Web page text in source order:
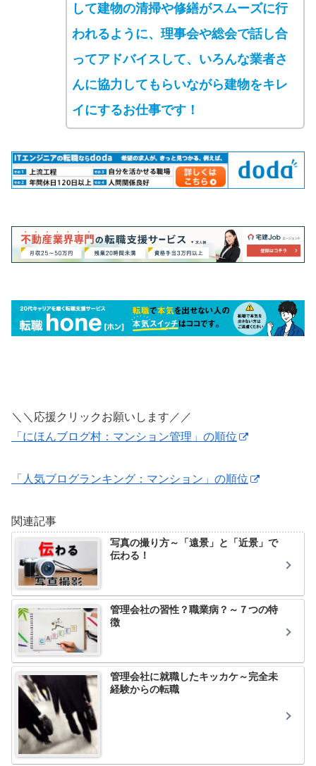
して建物の清掃や修繕がスムーズに行
われるように、理事会や総会で話し合
ってアドバイスして、いろんな業者さ
んに協力してもらいながら建物をキレ
イにするお仕事です！
＼＼応援クリックお願いします／／
「にほんブログ村：マンション管理」の順位
「人気ブログランキング：マンション」の順位
関連記事
写真の撮り方～「遠景」と「近景」で
伝わる！
管理会社の習性？職業病？～７つの特
徴
管理会社に就職したキッカケ～完全未
経験からの転職